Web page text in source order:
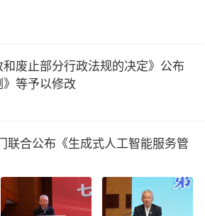
和废止部分行政法规的决定》公布
》等予以修改
联合公布《生成式人工智能服务管